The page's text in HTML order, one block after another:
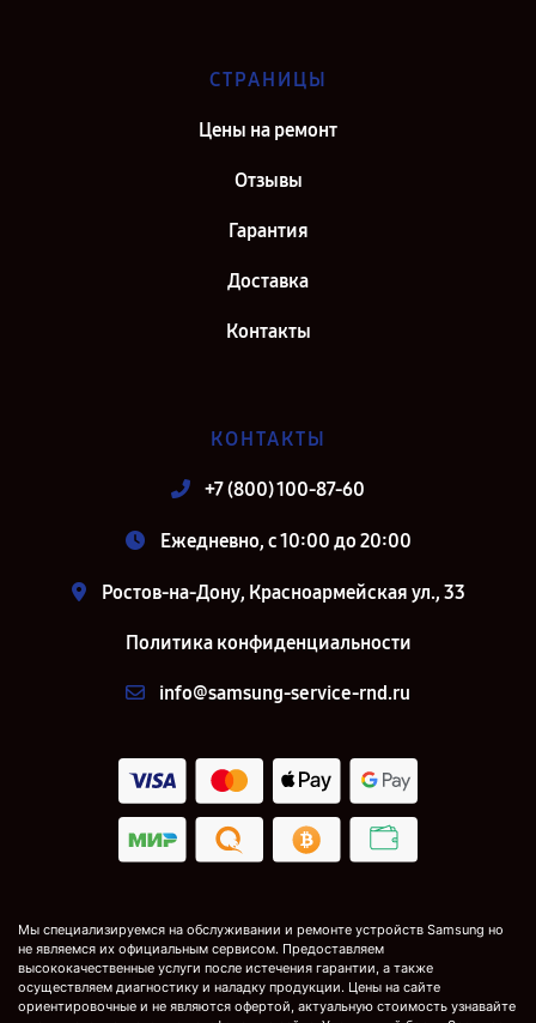
СТРАНИЦЫ
Цены на ремонт
Отзывы
Гарантия
Доставка
Контакты
КОНТАКТЫ
+7 (800) 100-87-60
Ежедневно, с 10:00 до 20:00
Ростов-на-Дону, Красноармейская ул., 33
Политика конфиденциальности
info@samsung-service-rnd.ru
Мы специализируемся на обслуживании и ремонте устройств Samsung но
не являемся их официальным сервисом. Предоставляем
высококачественные услуги после истечения гарантии, а также
осуществляем диагностику и наладку продукции. Цены на сайте
ориентировочные и не являются офертой, актуальную стоимость узнавайте